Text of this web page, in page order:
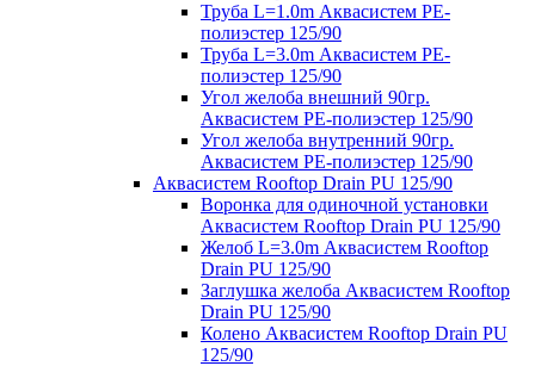
Труба L=1.0m Аквасистем PE-
полиэстер 125/90
Труба L=3.0m Аквасистем PE-
полиэстер 125/90
Угол желоба внешний 90гр.
Аквасистем PE-полиэстер 125/90
Угол желоба внутренний 90гр.
Аквасистем PE-полиэстер 125/90
Аквасистем Rooftop Drain PU 125/90
Воронка для одиночной установки
Аквасистем Rooftop Drain PU 125/90
Желоб L=3.0m Аквасистем Rooftop
Drain PU 125/90
Заглушка желоба Аквасистем Rooftop
Drain PU 125/90
Колено Аквасистем Rooftop Drain PU
125/90